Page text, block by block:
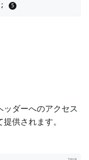
ッダーへのアクセス
提供されます。